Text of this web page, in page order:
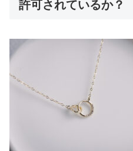
許可されているか？